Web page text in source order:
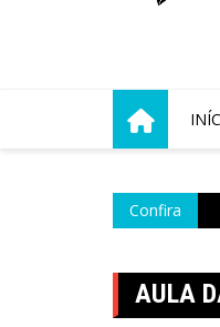
Confira
AULA